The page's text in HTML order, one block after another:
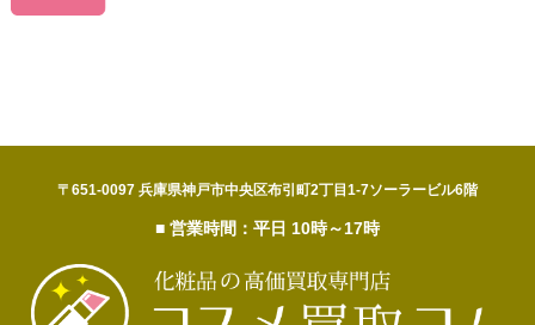
〒651-0097 兵庫県神戸市中央区布引町2丁目1-7ソーラービル6階
■ 営業時間：平日 10時～17時